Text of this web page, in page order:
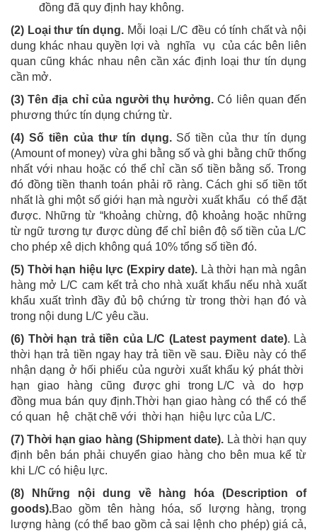
đồng đã quy định hay không.
(2) Loại thư tín dụng. Mỗi loại L/C đều có tính chất và nội
dung khác nhau quyền lợi và nghĩa vụ của các bên liên
quan cũng khác nhau nên cần xác định loại thư tín dụng
cần mở.
(3) Tên địa chỉ của người thụ hưởng. Có liên quan đến
phương thức tín dụng chứng từ.
(4) Số tiền của thư tín dụng.Số tiền của thư tín dụng
(Amount of money) vừa ghi bằng số và ghi bằng chữ thống
nhất với nhau hoặc có thể chỉ cần số tiền bằng số. Trong
đó đồng tiền thanh toán phải rõ ràng. Cách ghi số tiền tốt
nhất là ghi một số giới hạn mà người xuất khẩu có thể đặt
được. Những từ “khoảng chừng, độ khoảng hoặc những
từ ngữ tương tự được dùng để chỉ biên độ số tiền của L/C
cho phép xê dịch không quá 10% tổng số tiền đó.
(5) Thời hạn hiệu lực (Expiry date). Là thời hạn mà ngân
hàng mở L/C cam kết trả cho nhà xuất khẩu nếu nhà xuất
khẩu xuất trình đầy đủ bộ chứng từ trong thời hạn đó và
trong nội dung L/C yêu cầu.
(6) Thời hạn trả tiền của L/C (Latest payment date). Là
thời hạn trả tiền ngay hay trả tiền về sau. Điều này có thể
nhận dạng ở hối phiếu của người xuất khẩu ký phát thời
hạn giao hàng cũng được ghi trong L/C và do hợp
đồng mua bán quy định.Thời hạn giao hàng có thể có thể
có quan hệ chặt chẽ với thời hạn hiệu lực của L/C.
(7) Thời hạn giao hàng (Shipment date). Là thời hạn quy
định bên bán phải chuyển giao hàng cho bên mua kể từ
khi L/C có hiệu lực.
(8) Những nội dung về hàng hóa (Description of
goods).Bao gồm tên hàng hóa, số lượng hàng, trọng
lượng hàng (có thể bao gồm cả sai lệnh cho phép) giá cả,